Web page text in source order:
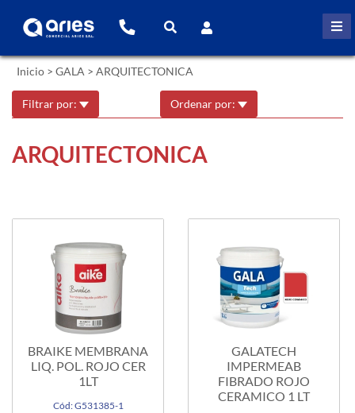
Inicio > GALA > ARQUITECTONICA
Filtrar por: Ordenar por:
ARQUITECTONICA
BRAIKE MEMBRANA
LIQ. POL. ROJO CER
1LT
Cód: G531385-1
GALATECH
IMPERMEAB
FIBRADO ROJO
CERAMICO 1 LT